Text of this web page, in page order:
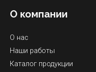
О компании
О нас
Наши работы
Каталог продукции